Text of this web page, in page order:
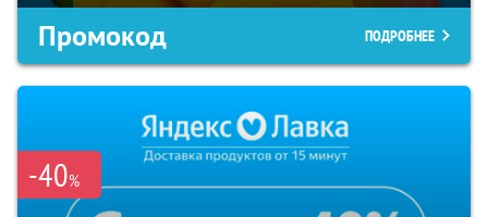
Промокод ПОДРОБНЕЕ
-40%